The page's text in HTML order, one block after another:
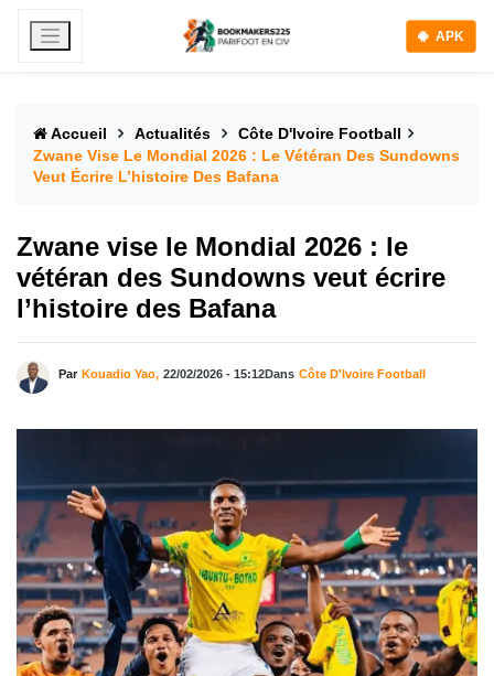
APK
Accueil Actualités
Côte D'Ivoire Football
Zwane Vise Le Mondial 2026 : Le Vétéran Des Sundowns
Veut Écrire L’histoire Des Bafana
Zwane vise le Mondial 2026 : le
vétéran des Sundowns veut écrire
l’histoire des Bafana
Par Kouadio Yao, 22/02/2026 - 15:12Dans Côte D'Ivoire Football